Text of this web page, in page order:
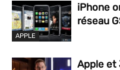
APPLE
iPhone
réseau
Apple et